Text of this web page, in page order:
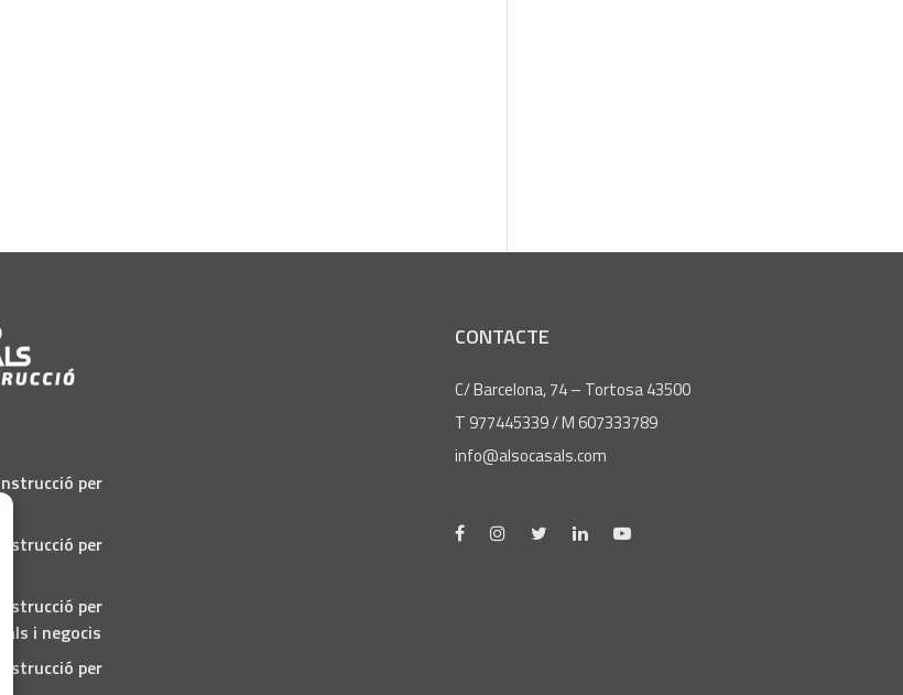
per
per
per
i negocis
per
CONTACTE
C/ Barcelona, 74 – Tortosa 43500
T 977445339 / M 607333789
info@alsocasals.com